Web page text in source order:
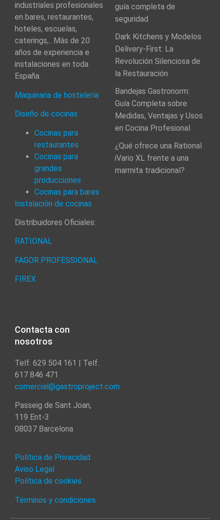
industriales profesionales
en bares, restaurantes,
hoteles, escuelas,
caterings,.. Más de 20
años de experiencia e
instalaciones en toda
España.
Maquinaria de hostelería
Diseño de cocinas
Cocinas para
restaurantes
Cocinas para
grandes
producciones
Cocinas para bares
Instalación de cocinas
Distribuidores Oficiales:
RATIONAL
FAGOR PROFESSIONAL
FIREX
guía completa de
seguridad
Dark Kitchens y Modelos
Delivery-First: La
Revolución Silenciosa de
la Restauración
Bandejas Gastronorm:
Guía Completa sobre
Medidas, Ventajas y Usos
en Cocina Profesional
¿Qué ofrece una Rational
iVario XL frente a una
marmita tradicional?
Contacta con
nosotros
Telf. 629 504 161 | Telf.
617 846 471
comercial@gastroproject.com
Passeig de Sant Joan,
119 Ent-3
08037 Barcelona
Política de Privacidad
Aviso Legal
Política de cookies
Términos y condiciones